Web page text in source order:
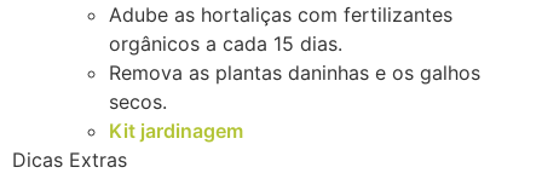
Adube as hortaliças com fertilizantes
orgânicos a cada 15 dias.
Remova as plantas daninhas e os galhos
secos.
Kit jardinagem
Dicas Extras